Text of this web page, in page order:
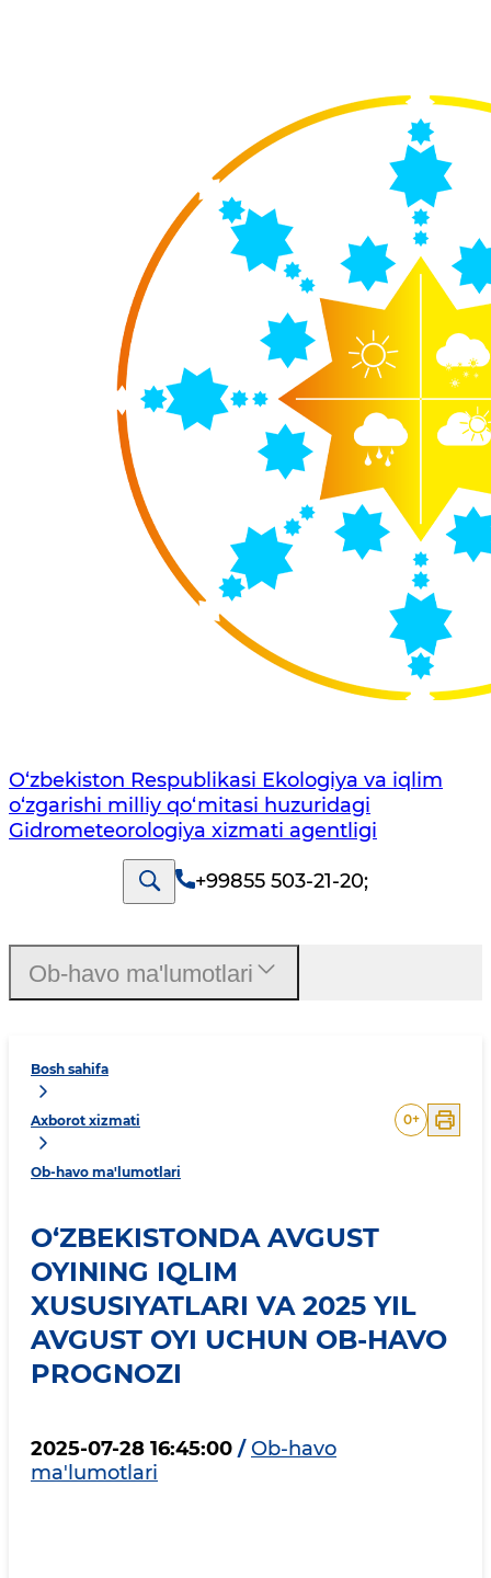
O‘zbekiston Respublikasi Ekologiya va iqlim
o‘zgarishi milliy qo‘mitasi huzuridagi
Gidrometeorologiya xizmati agentligi
+99855 503-21-20;
Bosh sahifa
Axborot xizmati
Ob-havo ma'lumotlari
0+
O‘ZBEKISTONDA AVGUST
OYINING IQLIM
XUSUSIYATLARI VA 2025 YIL
AVGUST OYI UCHUN OB-HAVO
PROGNOZI
2025-07-28 16:45:00 / Ob-havo
ma'lumotlari
Ob-havo ma'lumotlari